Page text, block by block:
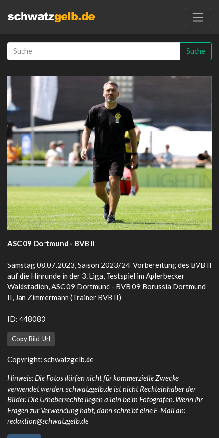
Suche
ASC 09 Dortmund - BVB II
Samstag 08.07.2023, Saison 2023/24, Vorbereitung des BVB II
auf die Hinrunde in der 3. Liga, Testspiel im Aplerbecker
Waldstadion, ASC 09 Dortmund - BVB 09 Borussia Dortmund
II, Jan Zimmermann (Trainer BVB II)
ID: 448083
Copy Bild-Url
Copyright: schwatzgelb.de
Hinweis: Die Fotos dürfen nicht für kommerzielle Zwecke
verwendet werden. schwatzgelb.de ist nicht Rechteinhaber der
Bilder. Die Urheberrechte liegen allein beim Fotografen. Wenn Ihr
Fragen zur Verwendung habt, dann schreibt eine E-Mail an:
redaktion@schwatzgelb.de